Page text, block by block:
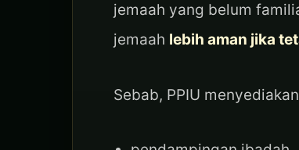
jemaah yang belum
jemaah lebih aman jika
Sebab, PPIU